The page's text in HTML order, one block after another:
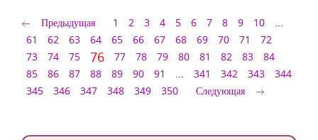
Предыдущая 1 2 3 4 5 6 7 8 9 10
...
61
62 63 64 65 66 67 68 69 70 71
72
73
74 75 76 77 78 79 80 81 82 83
84
85
86 87 88 89 90 91 ... 341 342 343
344
345
346 347 348 349 350 Следующая